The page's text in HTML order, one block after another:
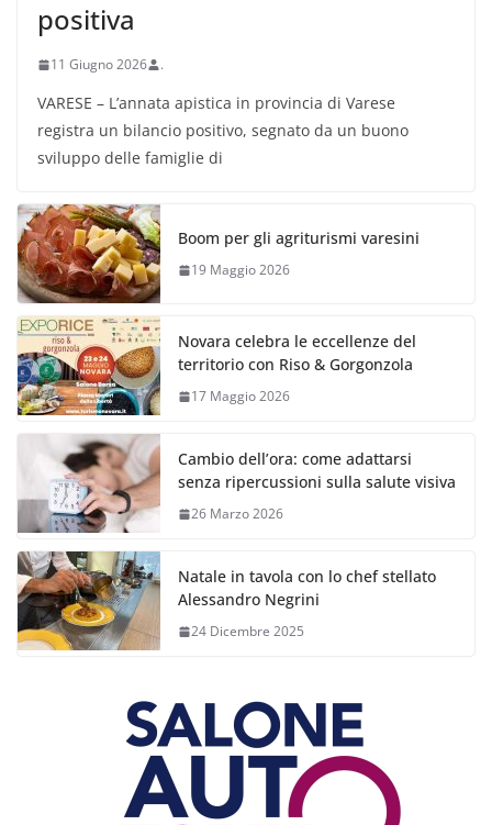
positiva
11 Giugno 2026 .
VARESE – L’annata apistica in provincia di Varese
registra un bilancio positivo, segnato da un buono
sviluppo delle famiglie di
Boom per gli agriturismi varesini
19 Maggio 2026
Novara celebra le eccellenze del
territorio con Riso & Gorgonzola
17 Maggio 2026
Cambio dell’ora: come adattarsi
senza ripercussioni sulla salute visiva
26 Marzo 2026
Natale in tavola con lo chef stellato
Alessandro Negrini
24 Dicembre 2025